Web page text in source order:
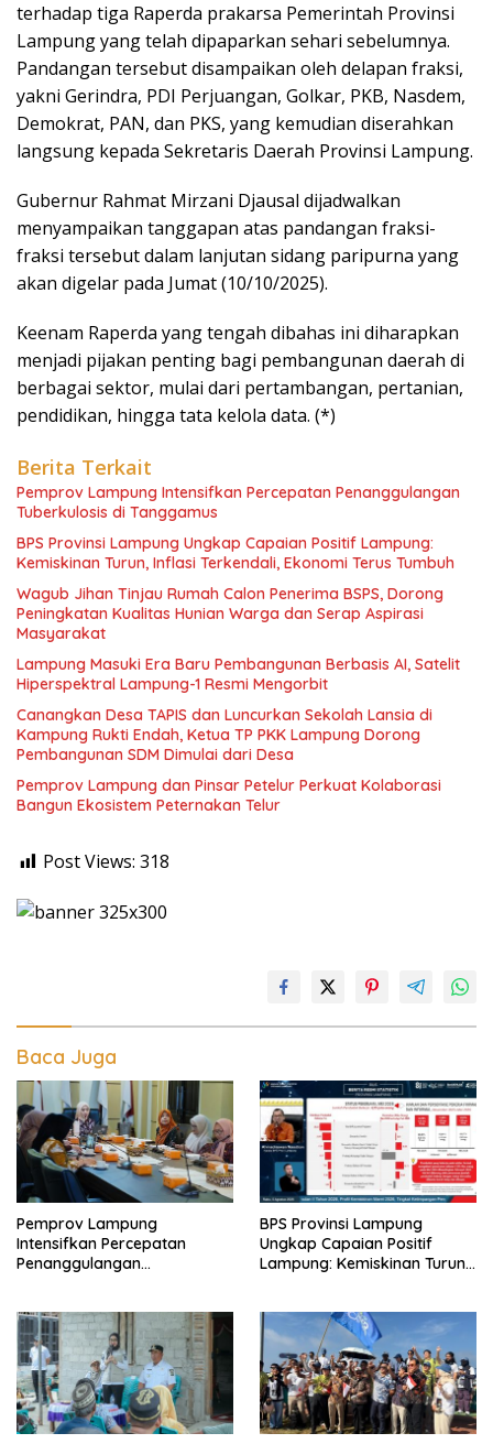
terhadap tiga Raperda prakarsa Pemerintah Provinsi
Lampung yang telah dipaparkan sehari sebelumnya.
Pandangan tersebut disampaikan oleh delapan fraksi,
yakni Gerindra, PDI Perjuangan, Golkar, PKB, Nasdem,
Demokrat, PAN, dan PKS, yang kemudian diserahkan
langsung kepada Sekretaris Daerah Provinsi Lampung.
Gubernur Rahmat Mirzani Djausal dijadwalkan
menyampaikan tanggapan atas pandangan fraksi-
fraksi tersebut dalam lanjutan sidang paripurna yang
akan digelar pada Jumat (10/10/2025).
Keenam Raperda yang tengah dibahas ini diharapkan
menjadi pijakan penting bagi pembangunan daerah di
berbagai sektor, mulai dari pertambangan, pertanian,
pendidikan, hingga tata kelola data. (*)
Berita Terkait
Pemprov Lampung Intensifkan Percepatan Penanggulangan
Tuberkulosis di Tanggamus
BPS Provinsi Lampung Ungkap Capaian Positif Lampung:
Kemiskinan Turun, Inflasi Terkendali, Ekonomi Terus Tumbuh
Wagub Jihan Tinjau Rumah Calon Penerima BSPS, Dorong
Peningkatan Kualitas Hunian Warga dan Serap Aspirasi
Masyarakat
Lampung Masuki Era Baru Pembangunan Berbasis AI, Satelit
Hiperspektral Lampung-1 Resmi Mengorbit
Canangkan Desa TAPIS dan Luncurkan Sekolah Lansia di
Kampung Rukti Endah, Ketua TP PKK Lampung Dorong
Pembangunan SDM Dimulai dari Desa
Pemprov Lampung dan Pinsar Petelur Perkuat Kolaborasi
Bangun Ekosistem Peternakan Telur
Post Views: 318
Baca Juga
Pemprov Lampung
Intensifkan Percepatan
Penanggulangan
BPS Provinsi Lampung
Ungkap Capaian Positif
Lampung: Kemiskinan Turun,